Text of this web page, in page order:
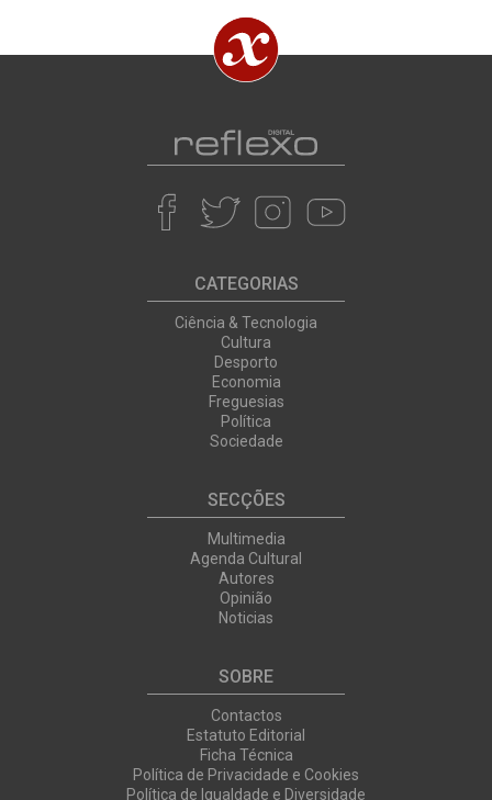
CATEGORIAS
Ciência & Tecnologia
Cultura
Desporto
Economia
Freguesias
Política
Sociedade
SECÇÕES
Multimedia
Agenda Cultural
Autores
Opinião
Noticias
SOBRE
Contactos
Estatuto Editorial
Ficha Técnica
Política de Privacidade e Cookies
Política de Igualdade e Diversidade